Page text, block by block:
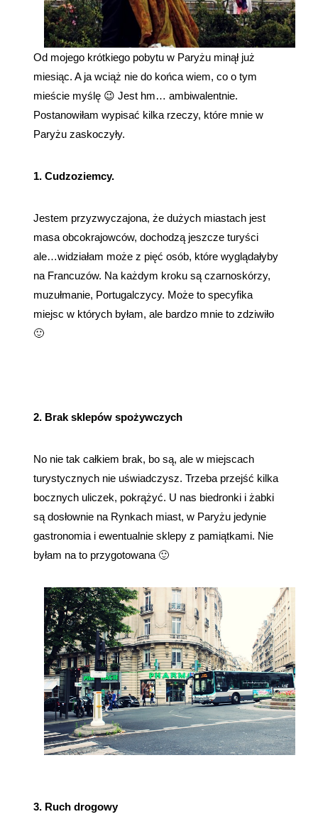
Od mojego krótkiego pobytu w Paryżu minął już
miesiąc. A ja wciąż nie do końca wiem, co o tym
mieście myślę 😉 Jest hm… ambiwalentnie.
Postanowiłam wypisać kilka rzeczy, które mnie w
Paryżu zaskoczyły.
1. Cudzoziemcy.
Jestem przyzwyczajona, że dużych miastach jest
masa obcokrajowców, dochodzą jeszcze turyści
ale…widziałam może z pięć osób, które wyglądałyby
na Francuzów. Na każdym kroku są czarnoskórzy,
muzułmanie, Portugalczycy. Może to specyfika
miejsc w których byłam, ale bardzo mnie to zdziwiło
🙂
2. Brak sklepów spożywczych
No nie tak całkiem brak, bo są, ale w miejscach
turystycznych nie uświadczysz. Trzeba przejść kilka
bocznych uliczek, pokrążyć. U nas biedronki i żabki
są dosłownie na Rynkach miast, w Paryżu jedynie
gastronomia i ewentualnie sklepy z pamiątkami. Nie
byłam na to przygotowana 🙂
3. Ruch drogowy